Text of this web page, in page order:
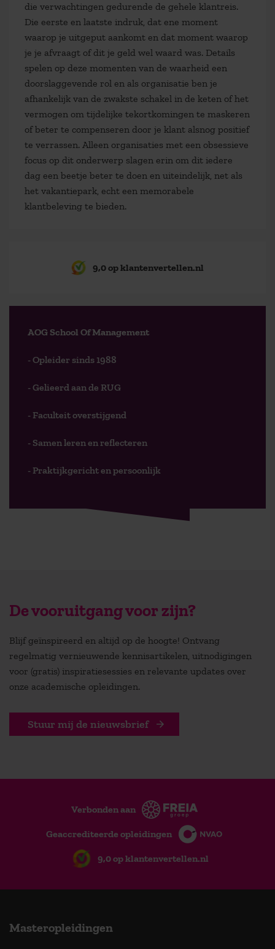
die verwachtingen gedurende de gehele klantreis.
Die eerste en laatste indruk, dat ene moment
waarop je uitgeput aankomt en dat moment waarop
je je afvraagt of dit je geld wel waard was. Details
spelen op deze momenten van de waarheid een
doorslaggevende rol en als organisatie ben je
afhankelijk van de zwakste schakel in de keten of het
vermogen om tijdelijke tekortkomingen te maskeren
of beter te compenseren door je klant alsnog positief
te verrassen. Alleen organisaties met een obsessieve
focus op dit onderwerp slagen erin om dit iedere
dag een beetje beter te doen en uiteindelijk, net als
het vakantiepark, echt een memorabele
klantbeleving te bieden.
9,0 op klantenvertellen.nl
AOG School Of Management
- Opleider sinds 1988
- Gelieerd aan de RUG
- Faculteit overstijgend
- Samen leren en reflecteren
- Praktijkgericht en persoonlijk
De vooruitgang voor zijn?
Blijf geïnspireerd en altijd op de hoogte! Ontvang
regelmatig vernieuwende kennisartikelen, uitnodigingen
voor (gratis) inspiratiesessies en relevante updates over
onze academische opleidingen.
Stuur mij de nieuwsbrief
Verbonden aan
Geaccrediteerde opleidingen
9,0 op klantenvertellen.nl
Masteropleidingen